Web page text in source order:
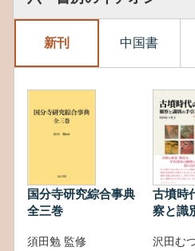
新刊 中国書
国分寺研究綜合事典
全三巻
須田勉 監修
古墳時
察と識
沢田む